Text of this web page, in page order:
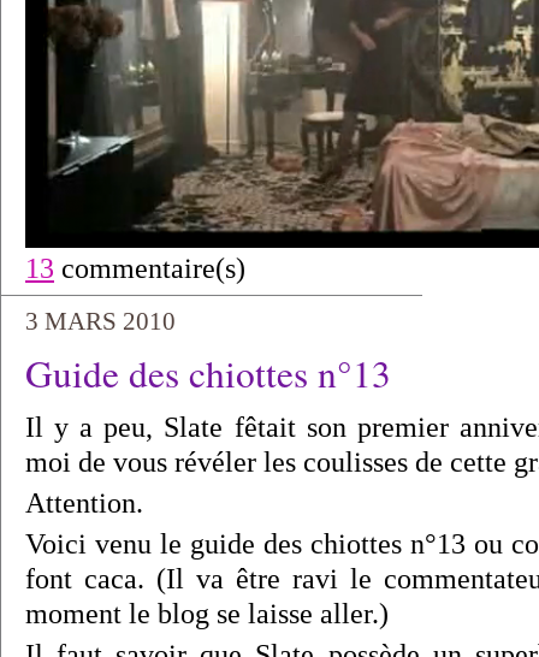
13 commentaire(s)
3 MARS 2010
Guide des chiottes n°13
Il y a peu, Slate fêtait son premier
moi de vous révéler les coulisses de cette
Attention.
Voici venu le guide des chiottes n°13 ou
font caca. (Il va être ravi le
moment le blog se laisse aller.)